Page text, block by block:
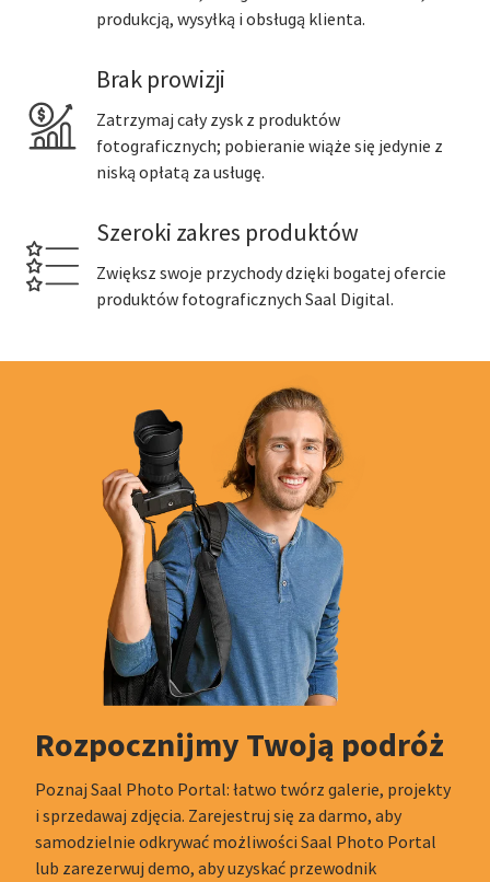
produkcją, wysyłką i obsługą klienta.
Brak prowizji
Zatrzymaj cały zysk z produktów
fotograficznych; pobieranie wiąże się jedynie z
niską opłatą za usługę.
Szeroki zakres produktów
Zwiększ swoje przychody dzięki bogatej ofercie
produktów fotograficznych Saal Digital.
Rozpocznijmy Twoją podróż
Poznaj Saal Photo Portal: łatwo twórz galerie, projekty
i sprzedawaj zdjęcia. Zarejestruj się za darmo, aby
samodzielnie odkrywać możliwości Saal Photo Portal
lub zarezerwuj demo, aby uzyskać przewodnik